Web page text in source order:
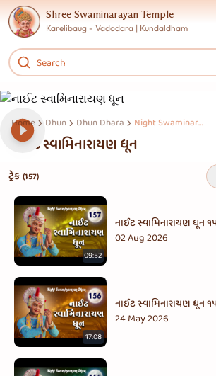
Shree Swaminarayan Temple
Karelibaug - Vadodara | Kundaldham
Home Dhun Dhun Dhara Night Swaminarayan Dhun
નાઈટ સ્વામિનારાયણ ધૂન
ટ્રેક (157)
09:52
નાઈટ સ્વામિનારાયણ ધૂન
02 Aug 2026
17:08
નાઈટ સ્વામિનારાયણ ધૂન
24 May 2026